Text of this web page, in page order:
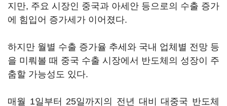
지만, 주요 시장인 중국과 아세안 등으로의 수출 증가
에 힘입어 증가세가 이어졌다.
하지만 월별 수출 증가율 추세와 국내 업체별 전망 등
을 미뤄볼 때 중국 수출 시장에서 반도체의 성장이 주
춤할 가능성도 있다.
매월 1일부터 25일까지의 전년 대비 대중국 반도체